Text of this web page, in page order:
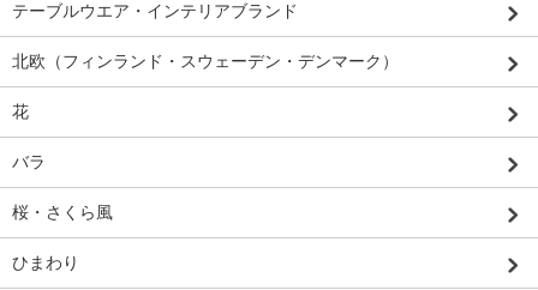
テーブルウエア・インテリアブランド
北欧（フィンランド・スウェーデン・デンマーク）
花
バラ
桜・さくら風
ひまわり